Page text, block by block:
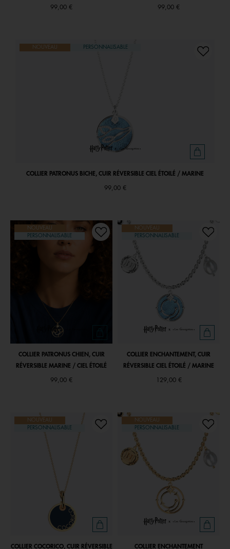
99,00 € 99,00 €
NOUVEAU PERSONNALISABLE
COLLIER PATRONUS BICHE, CUIR RÉVERSIBLE CIEL ÉTOILÉ / MARINE
99,00 €
NOUVEAU
PERSONNALISABLE
COLLIER PATRONUS CHIEN, CUIR
RÉVERSIBLE MARINE / CIEL ÉTOILÉ
99,00 €
NOUVEAU
PERSONNALISABLE
COLLIER ENCHANTEMENT, CUIR
RÉVERSIBLE CIEL ÉTOILÉ / MARINE
129,00 €
NOUVEAU
PERSONNALISABLE
COLLIER COCORICO, CUIR RÉVERSIBLE
NOUVEAU
PERSONNALISABLE
COLLIER ENCHANTEMENT